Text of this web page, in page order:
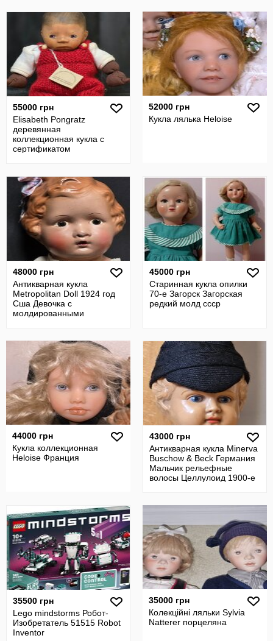
55000 грн
Elisabeth Pongratz
деревянная
коллекционная кукла с
сертификатом
52000 грн
Кукла лялька Heloise
48000 грн
Антикварная кукла
Metropolitan Doll 1924 год
Сша Девочка с
молдированными
45000 грн
Старинная кукла опилки
70-е Загорск Загорская
редкий молд ссср
44000 грн
Кукла коллекционная
Heloise Франция
43000 грн
Антикварная кукла Minerva
Buschow & Beck Германия
Мальчик рельефные
волосы Целлулоид 1900-е
35500 грн
Lego mindstorms Робот-
Изобретатель 51515 Robot
Inventor
35000 грн
Колекційні ляльки Sylvia
Natterer порцеляна